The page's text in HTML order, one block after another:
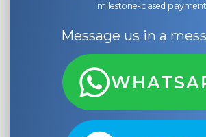
milestone-based
Message us in a